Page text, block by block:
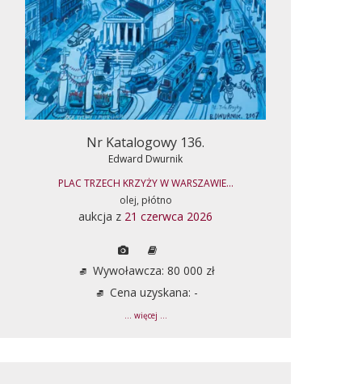
Nr Katalogowy 136.
Edward Dwurnik
PLAC TRZECH KRZYŻY W WARSZAWIE...
olej, płótno
aukcja z 21 czerwca 2026
Wywoławcza: 80 000 zł
Cena uzyskana: -
... więcej ...